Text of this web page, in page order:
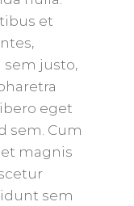
et
sem justo,
eget
sem. Cum
magnis
sem